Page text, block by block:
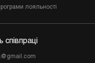
лояльності
співпраці